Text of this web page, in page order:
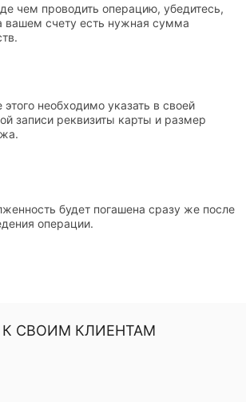
чем проводить операцию, убедитесь,
вашем счету есть нужная сумма
этого необходимо указать в своей
записи реквизиты карты и размер
будет погашена сразу же после
операции.
СВОИМ КЛИЕНТАМ